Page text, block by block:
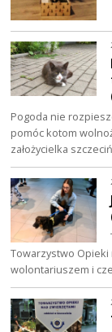
Pogoda nie
pomóc kotom
założycielka
Towarzystwo Opieki
wolontariuszem i